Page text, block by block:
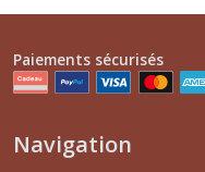
Paiements sécurisés
Navigation